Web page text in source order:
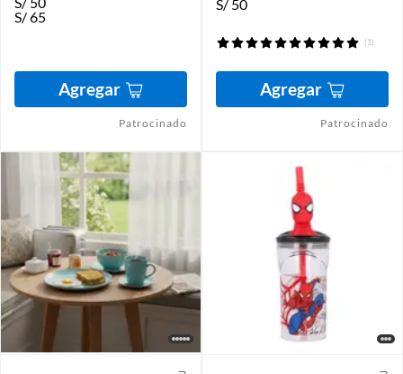
S/65
Agregar
Patrocinado
S/ 50
(1)
Agregar
Patrocinado